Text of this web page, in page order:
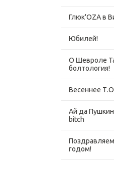
Глюк'OZA в
Юбилей!
О Шевроле
болтология!
Весеннее
Ай да
bitch
годом!